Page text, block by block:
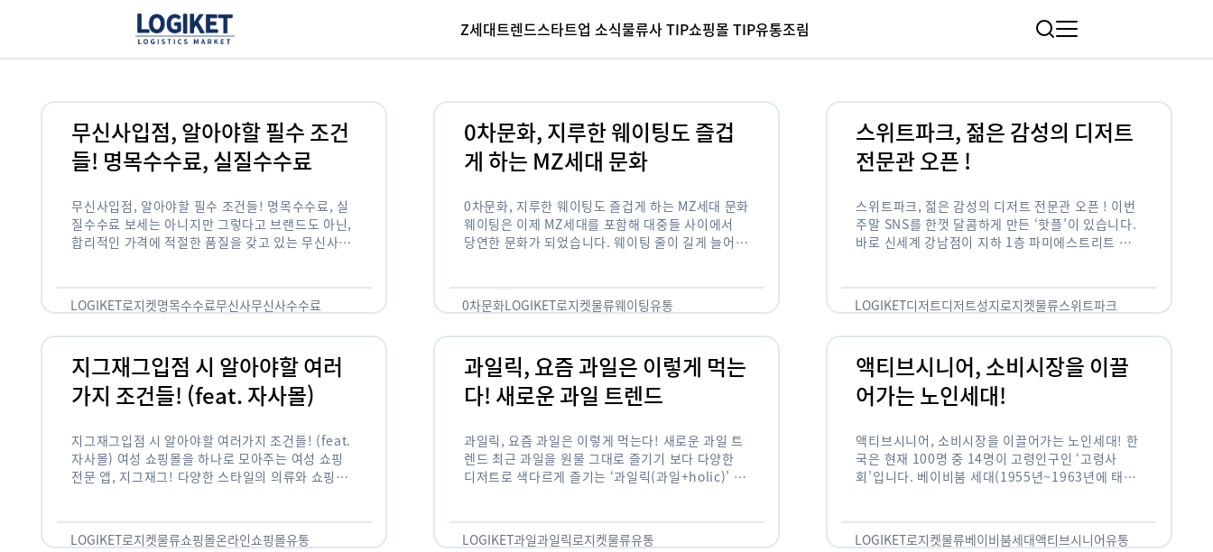
Z세대트렌드스타트업 소식물류사 TIP쇼핑몰 TIP유통조림
무신사입점, 알아야할 필수 조건
들! 명목수수료, 실질수수료
무신사입점, 알아야할 필수 조건들! 명목수수료, 실
질수수료 보세는 아니지만 그렇다고 브랜드도 아닌,
합리적인 가격에 적절한 품질을 갖고 있는 무신사!
LOGIKET로지켓명목수수료무신사무신사수수료
0차문화, 지루한 웨이팅도 즐겁
게 하는 MZ세대 문화
0차문화, 지루한 웨이팅도 즐겁게 하는 MZ세대 문화
웨이팅은 이제 MZ세대를 포함해 대중들 사이에서
당연한 문화가 되었습니다. 웨이팅 줄이 길게 늘어서
0차문화LOGIKET로지켓물류웨이팅유통
스위트파크, 젊은 감성의 디저트
전문관 오픈 !
스위트파크, 젊은 감성의 디저트 전문관 오픈 ! 이번
주말 SNS를 한껏 달콤하게 만든 ‘핫플’이 있습니다.
바로 신세계 강남점이 지하 1층 파미에스트리트 분
LOGIKET디저트디저트성지로지켓물류스위트파크
지그재그입점 시 알아야할 여러
가지 조건들! (feat. 자사몰)
지그재그입점 시 알아야할 여러가지 조건들! (feat.
자사몰) 여성 쇼핑몰을 하나로 모아주는 여성 쇼핑
전문 앱, 지그재그! 다양한 스타일의 의류와 쇼핑몰
LOGIKET로지켓물류쇼핑몰온라인쇼핑몰유통
과일릭, 요즘 과일은 이렇게 먹는
다! 새로운 과일 트렌드
과일릭, 요즘 과일은 이렇게 먹는다! 새로운 과일 트
렌드 최근 과일을 원물 그대로 즐기기 보다 다양한
디저트로 색다르게 즐기는 ‘과일릭(과일+holic)’ 트
…
LOGIKET과일과일릭로지켓물류유통
액티브시니어, 소비시장을 이끌
어가는 노인세대!
액티브시니어, 소비시장을 이끌어가는 노인세대! 한
국은 현재 100명 중 14명이 고령인구인 ‘고령사
회’입니다. 베이비붐 세대(1955년~1963년에 태어
오고 있습니다. 하지만 사회가 늙어가는 …
LOGIKET로지켓물류베이비붐세대액티브시니어유통